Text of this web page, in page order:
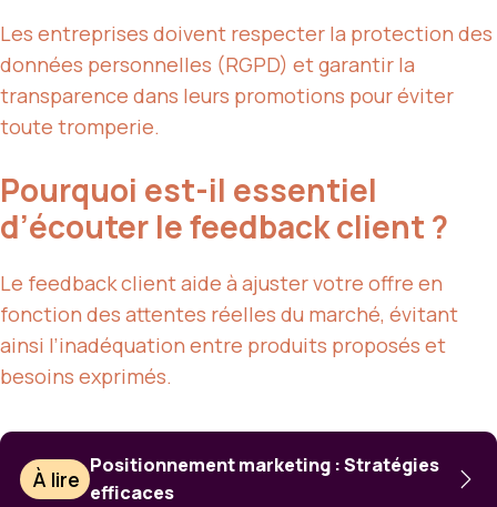
Les entreprises doivent respecter la protection des
données personnelles (RGPD) et garantir la
transparence dans leurs promotions pour éviter
toute tromperie.
Pourquoi est-il essentiel
d’écouter le feedback client ?
Le feedback client aide à ajuster votre offre en
fonction des attentes réelles du marché, évitant
ainsi l’inadéquation entre produits proposés et
besoins exprimés.
À lire
Positionnement marketing : Stratégies
efficaces